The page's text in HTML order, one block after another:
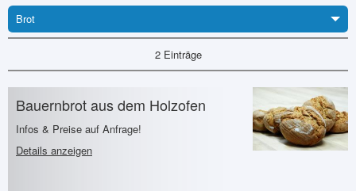
Brot
2 Einträge
Bauernbrot aus dem Holzofen
Infos & Preise auf Anfrage!
Details anzeigen